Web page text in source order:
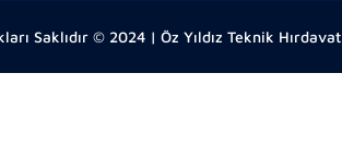
Saklıdır © 2024 | Öz Yıldız Teknik Hırdavat